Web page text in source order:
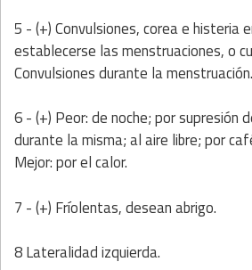
5 - (+) Convulsiones, corea e histeria
establecerse las menstruaciones, o
Convulsiones durante la menstruación.
6 - (+) Peor: de noche; por supresión
durante la misma; al aire libre; por
Mejor: por el calor.
7 - (+) Fríolentas, desean abrigo.
8 Lateralidad izquierda.